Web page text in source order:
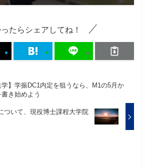
ったらシェアしてね！
学】学振DC1内定を狙うなら、M1の5月か
き始めよう
ついて、現役博士課程大学院